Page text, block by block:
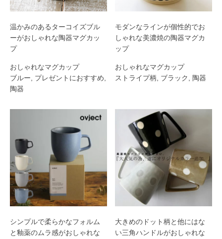
温かみのあるターコイズブル
ーがおしゃれな陶器マグカッ
プ
おしゃれなマグカップ
ブルー, プレゼントにおすすめ,
陶器
モダンなラインが個性的でお
しゃれな美濃焼の陶器マグカ
ップ
おしゃれなマグカップ
ストライプ柄, ブラック, 陶器
シンプルで柔らかなフォルム
と釉薬のムラ感がおしゃれな
大きめのドット柄と他にはな
い三角ハンドルがおしゃれな